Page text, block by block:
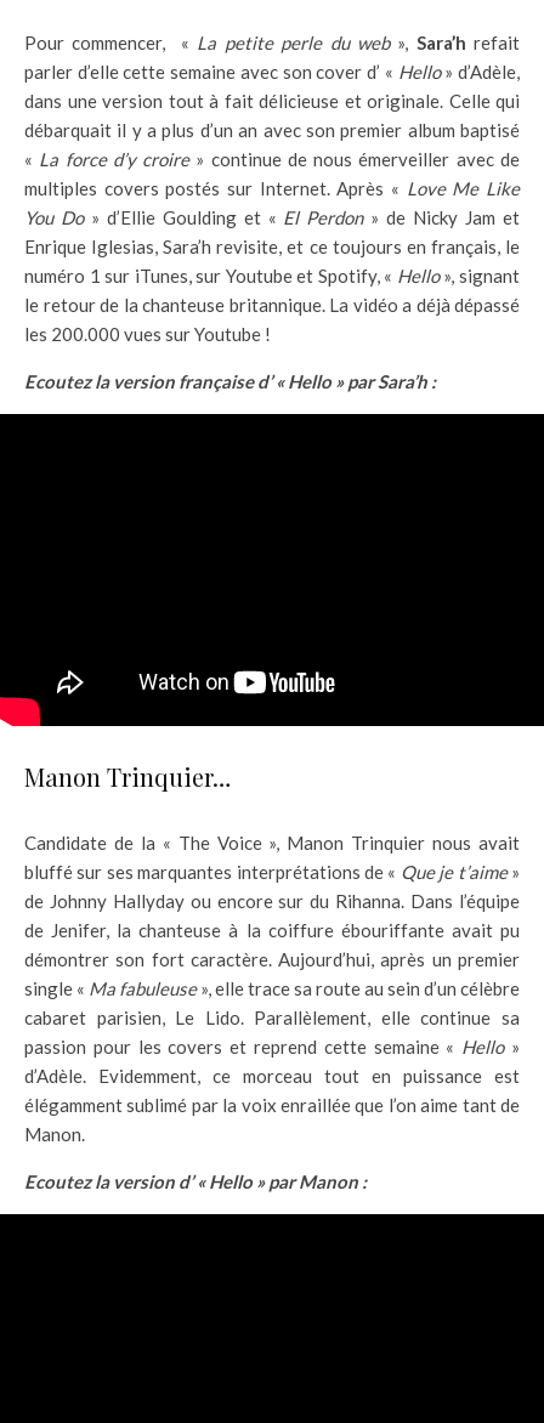
Pour commencer, « La petite perle du web », Sara’h refait
parler d’elle cette semaine avec son cover d’ « Hello» d’Adèle,
dans une version tout à fait délicieuse et originale. Celle qui
débarquait il y a plus d’un an avec son premier album baptisé
« La force d’y croire» continue de nous émerveiller avec de
multiples covers postés sur Internet. Après « Love Me Like
You Do» d’Ellie Goulding et « El Perdon» de Nicky Jam et
Enrique Iglesias, Sara’h revisite, et ce toujours en français, le
numéro 1 sur iTunes, sur Youtube et Spotify, « Hello», signant
le retour de la chanteuse britannique. La vidéo a déjà dépassé
les 200.000 vues sur Youtube !
Ecoutez la version française d’ « Hello » par Sara’h :
Manon Trinquier…
Candidate de la « The Voice », Manon Trinquier nous avait
bluffé sur ses marquantes interprétations de « Que je t’aime»
de Johnny Hallyday ou encore sur du Rihanna. Dans l’équipe
de Jenifer, la chanteuse à la coiffure ébouriffante avait pu
démontrer son fort caractère. Aujourd’hui, après un premier
single « Ma fabuleuse», elle trace sa route au sein d’un célèbre
cabaret parisien, Le Lido. Parallèlement, elle continue sa
passion pour les covers et reprend cette semaine « Hello»
d’Adèle. Evidemment, ce morceau tout en puissance est
élégamment sublimé par la voix enraillée que l’on aime tant de
Manon.
Ecoutez la version d’ « Hello » par Manon :